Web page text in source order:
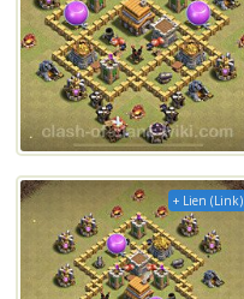
+ Lien (Link)